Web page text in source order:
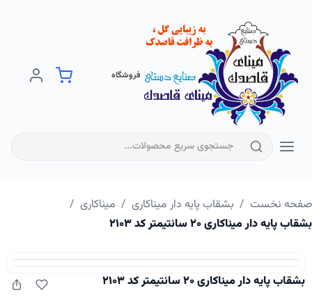
فروشگاه
نخست بشقاب پایه دار میناکاری میناکاری
پایه دار میناکاری ۲۰ سانتیمتر کد ۲۱۰۳
بشقاب پایه دار میناکاری ۲۰ سانتیمتر کد ۲۱۰۳